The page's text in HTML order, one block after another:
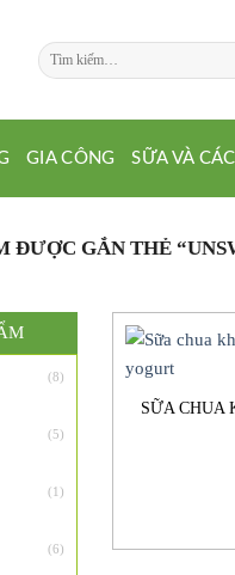
Tìm
kiếm:
GIA CÔNG SỮA VÀ
ĐƯỢC GẮN THẺ
(8)
(5)
(1)
(6)
SỮA CHUA